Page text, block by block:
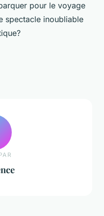
pour le voyage
spectacle inoubliable